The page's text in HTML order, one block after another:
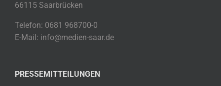
66115 Saarbrücken
Telefon: 0681 968700-0
E-Mail: info@medien-saar.de
PRESSEMITTEILUNGEN